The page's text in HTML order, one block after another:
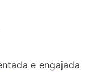
e engajada